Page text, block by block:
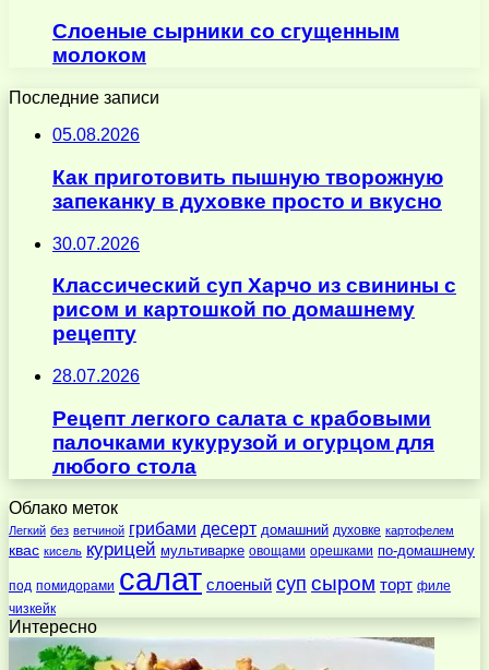
Слоеные сырники со сгущенным
молоком
Последние записи
05.08.2026
Как приготовить пышную творожную
запеканку в духовке просто и вкусно
30.07.2026
Классический суп Харчо из свинины с
рисом и картошкой по домашнему
рецепту
28.07.2026
Рецепт легкого салата с крабовыми
палочками кукурузой и огурцом для
любого стола
Облако меток
Легкий без ветчиной грибами десерт домашний духовке картофелем
квас кисель курицей мультиварке овощами орешками по-домашнему
под помидорами салат слоеный суп сыром торт филе
чизкейк
Интересно